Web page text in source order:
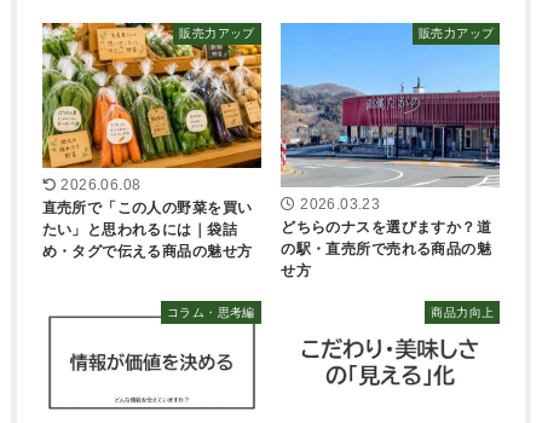
販売力アップ
2026.06.08
直売所で「この人の野菜を買い
たい」と思われるには｜袋詰
め・タグで伝える商品の魅せ方
販売力アップ
2026.03.23
どちらのナスを選びますか？道
の駅・直売所で売れる商品の魅
せ方
コラム・思考編 商品力向上